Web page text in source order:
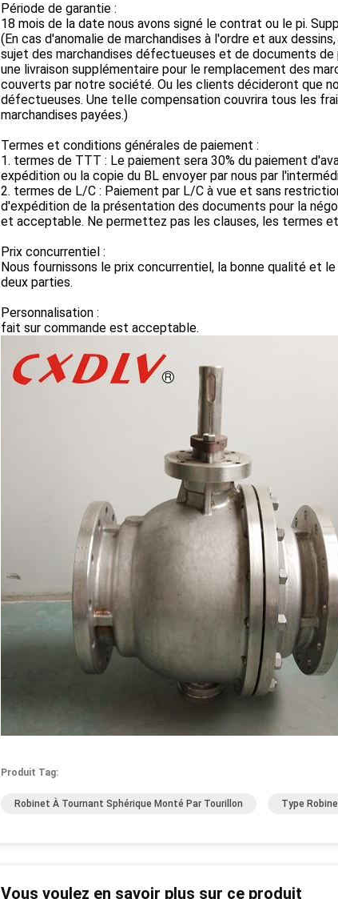
Période de garantie :
18 mois de la date nous avons signé le contrat ou le pi.
(En cas d'anomalie de marchandises à l'ordre et aux
sujet des marchandises défectueuses et de documents
une livraison supplémentaire pour le remplacement des
couverts par notre société. Ou les clients décideront que
défectueuses. Une telle compensation couvrira tous les
marchandises payées.)
Termes et conditions générales de paiement :
1. termes de TTT : Le paiement sera 30% du paiement
expédition ou la copie du BL envoyer par nous par
2. termes de L/C : Paiement par L/C à vue et sans
d'expédition de la présentation des documents pour la
et acceptable. Ne permettez pas les clauses, les termes
Prix concurrentiel :
Nous fournissons le prix concurrentiel, la bonne qualité et
deux parties.
Personnalisation :
fait sur commande est acceptable.
Produit Tag:
Robinet À Tournant Sphérique Monté Par Tourillon Type
Vous voulez en savoir plus sur ce produit